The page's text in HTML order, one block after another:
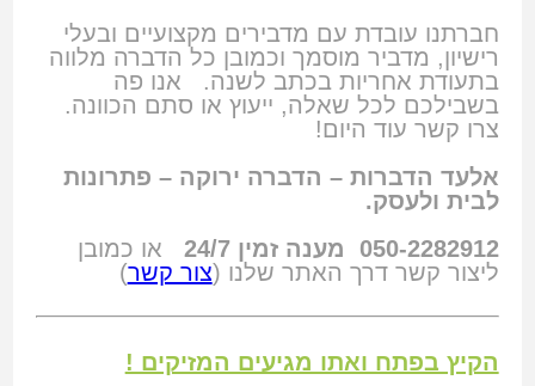
חברתנו עובדת עם מדבירים מקצועיים ובעלי
רישיון, מדביר מוסמך וכמובן כל הדברה מלווה
בתעודת אחריות בכתב לשנה. אנו פה
בשבילכם לכל שאלה, ייעוץ או סתם הכוונה.
צרו קשר עוד היום!
אלעד הדברות – הדברה ירוקה – פתרונות
לבית ולעסק.
050-2282912 מענה זמין 24/7
או כמובן
ליצור קשר דרך האתר שלנו (צור קשר)
הקיץ בפתח ואתו מגיעים המזיקים !